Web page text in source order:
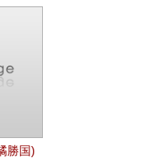
勝国)